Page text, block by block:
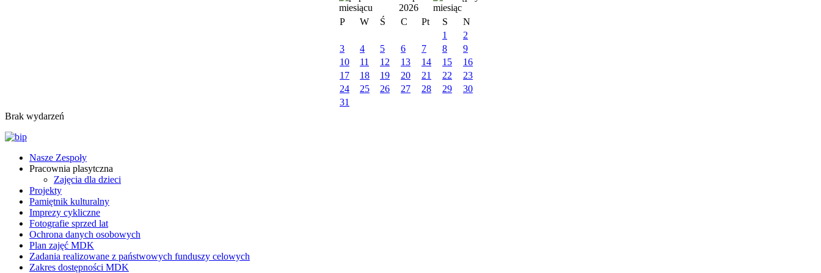
2026
P
W Ś C Pt S
N
1
2
3
4 5 6 7 8
9
10
11 12 13 14 15
16
17
18 19 20 21 22
23
24
25 26 27 28 29
30
31
Brak wydarzeń
Nasze Zespoły
Pracownia plasytczna
Zajęcia dla dzieci
Projekty
Pamiętnik kulturalny
Imprezy cykliczne
Fotografie sprzed lat
Ochrona danych osobowych
Plan zajęć MDK
Zadania realizowane z państwowych funduszy celowych
Zakres dostępności MDK